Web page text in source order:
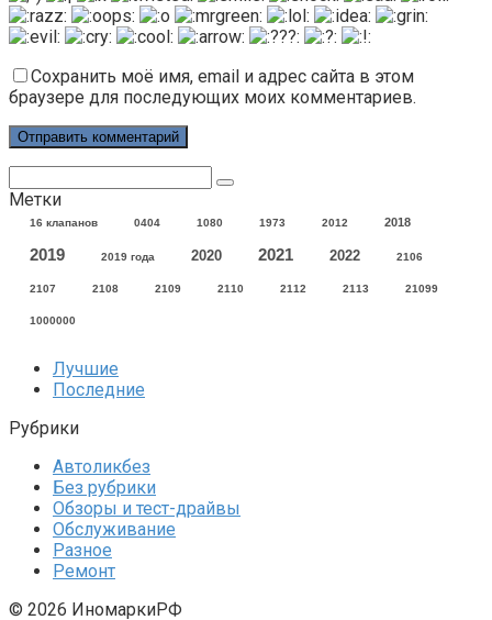
Сохранить моё имя, email и адрес сайта в этом
браузере для последующих моих комментариев.
Метки
16 клапанов 0404 1080 1973 2012 2018
2019 2019 года 2020 2021 2022 2106
2107 2108 2109 2110 2112 2113 21099
1000000
Лучшие
Последние
Рубрики
Автоликбез
Без рубрики
Обзоры и тест-драйвы
Обслуживание
Разное
Ремонт
© 2026 ИномаркиРФ